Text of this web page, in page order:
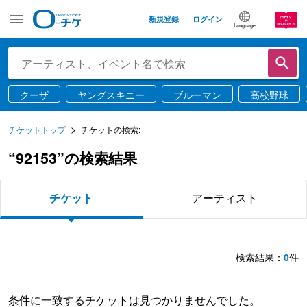
新規登録 ログイン
Language
クーザ ヤングスキニー ブルーマン 高校野球
チケットトップ チケットの検索:
“92153”の検索結果
チケット アーティスト
検索結果： 0件
条件に一致するチケットは見つかりませんでした。